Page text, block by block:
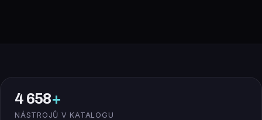
4 658+
NÁSTROJŮ V KATALOGU